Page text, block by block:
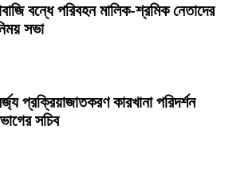
বন্ধে পরিবহন মালিক-শ্রমিক নেতাদের
সভা
প্রক্রিয়াজাতকরণ কারখানা পরিদর্শন
সচিব